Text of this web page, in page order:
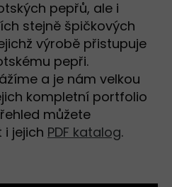
pepřů, ale i
stejně špičkových
výrobě přistupuje
pepři.
a je nám velkou
kompletní portfolio
můžete
jejich PDF katalog.